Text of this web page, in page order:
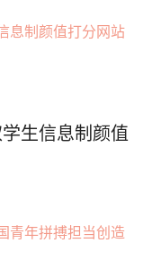
生信息制颜值